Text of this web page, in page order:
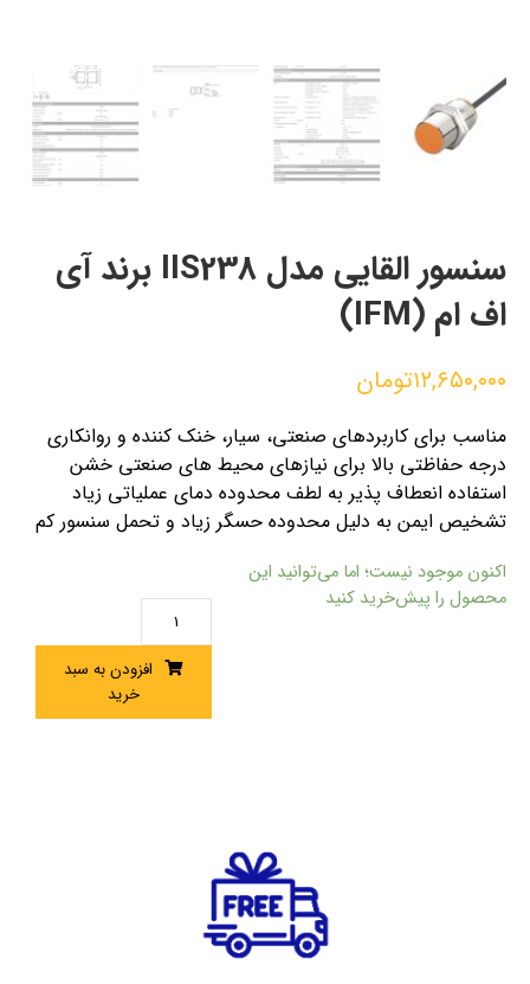
سنسور القایی مدل IIS238 برند آی
اف ام (IFM)
۱۲,۶۵۰,۰۰۰تومان
مناسب برای کاربردهای صنعتی، سیار، خنک کننده و روانکاری
درجه حفاظتی بالا برای نیازهای محیط های صنعتی خشن
استفاده انعطاف پذیر به لطف محدوده دمای عملیاتی زیاد
تشخیص ایمن به دلیل محدوده حسگر زیاد و تحمل سنسور کم
اکنون موجود نیست؛ اما می‌توانید این
محصول را پیش‌خرید کنید
افزودن به سبد
خرید